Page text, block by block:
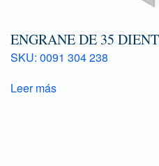
ENGRANE DE 35
SKU: 0091 304 238
Leer más